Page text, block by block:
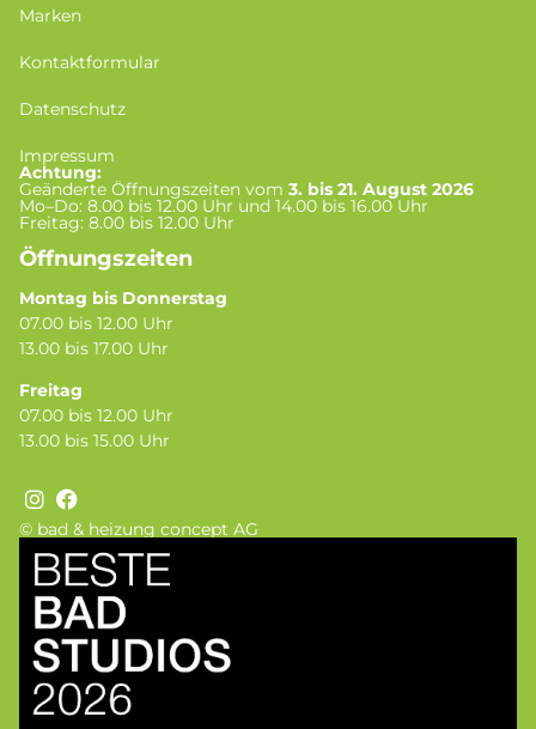
© bad & heizung concept AG
Marken
Kontaktformular
Datenschutz
Impressum
Achtung:
Geänderte Öffnungszeiten vom 3. bis 21. August 2026
Mo–Do: 8.00 bis 12.00 Uhr und 14.00 bis 16.00 Uhr
Freitag: 8.00 bis 12.00 Uhr
Öffnungszeiten
Montag bis Donnerstag
07.00 bis 12.00 Uhr
13.00 bis 17.00 Uhr
Freitag
07.00 bis 12.00 Uhr
13.00 bis 15.00 Uhr